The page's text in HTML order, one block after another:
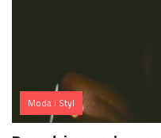
Moda i Styl